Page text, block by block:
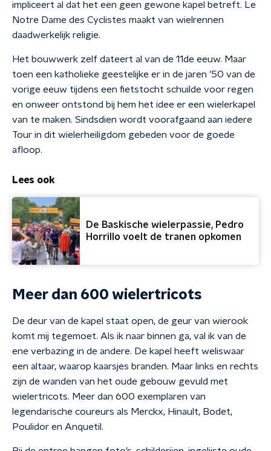
impliceert al dat het een geen gewone kapel betreft. Le
Notre Dame des Cyclistes maakt van wielrennen
daadwerkelijk religie.
Het bouwwerk zelf dateert al van de 11de eeuw. Maar
toen een katholieke geestelijke er in de jaren ’50 van de
vorige eeuw tijdens een fietstocht schuilde voor regen
en onweer ontstond bij hem het idee er een wielerkapel
van te maken. Sindsdien wordt voorafgaand aan iedere
Tour in dit wielerheiligdom gebeden voor de goede
afloop.
Lees ook
De Baskische wielerpassie, Pedro
Horrillo voelt de tranen opkomen
Meer dan 600 wielertricots
De deur van de kapel staat open, de geur van wierook
komt mij tegemoet. Als ik naar binnen ga, val ik van de
ene verbazing in de andere. De kapel heeft weliswaar
een altaar, waarop kaarsjes branden. Maar links en rechts
zijn de wanden van het oude gebouw gevuld met
wielertricots. Meer dan 600 exemplaren van
legendarische coureurs als Merckx, Hinault, Bodet,
Poulidor en Anquetil.